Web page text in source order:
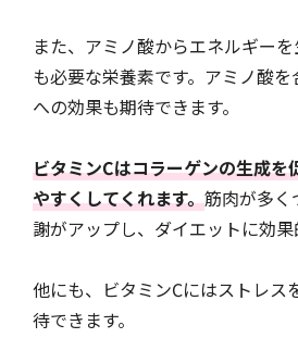
また、アミノ酸からエネルギー
も必要な栄養素です。アミノ酸
への効果も期待できます。
ビタミンCはコラーゲンの生成を
やすくしてくれます。筋肉が多く
謝がアップし、ダイエットに効果
他にも、ビタミンCにはストレス
待できます。